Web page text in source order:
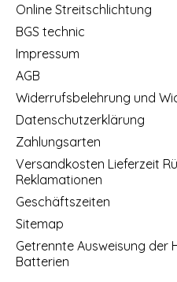
Online Streitschlichtung
BGS technic
Impressum
AGB
Widerrufsbelehrung und
Datenschutzerklärung
Zahlungsarten
Versandkosten Lieferzeit
Reklamationen
Geschäftszeiten
Sitemap
Getrennte Ausweisung der
Batterien